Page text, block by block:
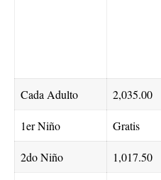
Cada Adulto 2,035.00
1er Niño Gratis
2do Niño 1,017.50